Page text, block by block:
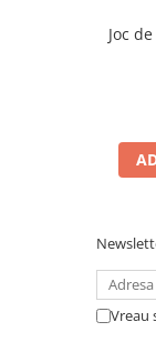
Invatare prin
Jucarii pentru
Joc
Vreau